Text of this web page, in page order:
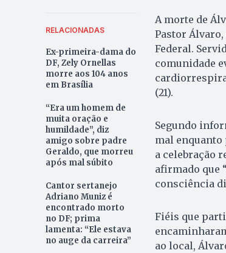
RELACIONADAS
Ex-primeira-dama do
DF, Zely Ornellas
morre aos 104 anos
em Brasília
“Era um homem de
muita oração e
humildade”, diz
amigo sobre padre
Geraldo, que morreu
após mal súbito
Cantor sertanejo
Adriano Muniz é
encontrado morto
no DF; prima
lamenta: “Ele estava
no auge da carreira”
A morte de
Pastor
Federal.
comunidade
(21).
Segundo
mal enquanto
a celebração
afirmado que
consciência
Fiéis que
ao local,